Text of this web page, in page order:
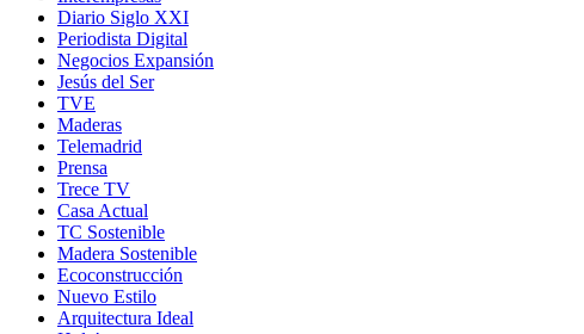
Diario Siglo XXI
Periodista Digital
Negocios Expansión
Jesús del Ser
TVE
Maderas
Telemadrid
Prensa
Trece TV
Casa Actual
TC Sostenible
Madera Sostenible
Ecoconstrucción
Nuevo Estilo
Arquitectura Ideal